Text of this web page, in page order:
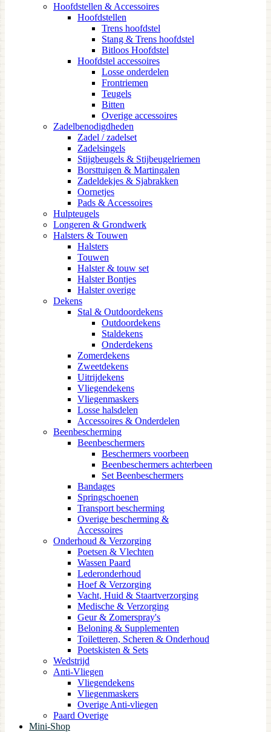
Hoofdstellen & Accessoires
Hoofdstellen
Trens hoofdstel
Stang & Trens hoofdstel
Bitloos Hoofdstel
Hoofdstel accessoires
Losse onderdelen
Frontriemen
Teugels
Bitten
Overige accessoires
Zadelbenodigdheden
Zadel / zadelset
Zadelsingels
Stijgbeugels & Stijbeugelriemen
Borsttuigen & Martingalen
Zadeldekjes & Sjabrakken
Oornetjes
Pads & Accessoires
Hulpteugels
Longeren & Grondwerk
Halsters & Touwen
Halsters
Touwen
Halster & touw set
Halster Bontjes
Halster overige
Dekens
Stal & Outdoordekens
Outdoordekens
Staldekens
Onderdekens
Zomerdekens
Zweetdekens
Uitrijdekens
Vliegendekens
Vliegenmaskers
Losse halsdelen
Accessoires & Onderdelen
Beenbescherming
Beenbeschermers
Beschermers voorbeen
Beenbeschermers achterbeen
Set Beenbeschermers
Bandages
Springschoenen
Transport bescherming
Overige bescherming &
Accessoires
Onderhoud & Verzorging
Poetsen & Vlechten
Wassen Paard
Lederonderhoud
Hoef & Verzorging
Vacht, Huid & Staartverzorging
Medische & Verzorging
Geur & Zomerspray's
Beloning & Supplementen
Toiletteren, Scheren & Onderhoud
Poetskisten & Sets
Wedstrijd
Anti-Vliegen
Vliegendekens
Vliegenmaskers
Overige Anti-vliegen
Paard Overige
Mini-Shop